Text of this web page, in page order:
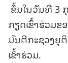
ຂຶ້ນໃນວັນທີ 3
ກຽດເຂົ້າຮ່ວມ
ມົນຕີກະຊວງຍຸ
ເຂົ້າຮ່ວມ.